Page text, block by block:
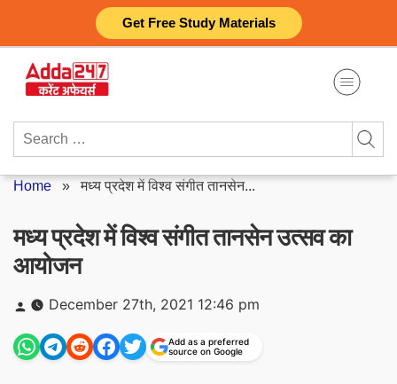
Get Free Study Materials
content
Search
Home »मध्य प्रदेश में विश्व संगीत तानसेन...
मध्य प्रदेश में विश्व संगीत तानसेन उत्सव का
आयोजन
Posted
by
December 27th, 2021 12:46 pm
Add as a preferred
source on Google